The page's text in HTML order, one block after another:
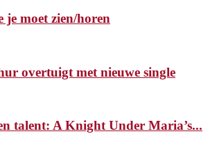
je moet zien/horen
overtuigt met nieuwe single
talent: A Knight Under Maria’s...